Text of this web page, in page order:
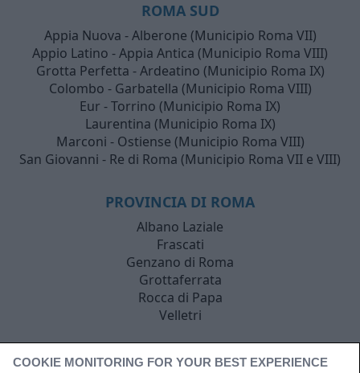
ROMA SUD
Appia Nuova - Alberone (Municipio Roma VII)
Appio Latino - Appia Antica (Municipio Roma VIII)
Grotta Perfetta - Ardeatino (Municipio Roma IX)
Colombo - Garbatella (Municipio Roma VIII)
Eur - Torrino (Municipio Roma IX)
Laurentina (Municipio Roma IX)
Marconi - Ostiense (Municipio Roma VIII)
San Giovanni - Re di Roma (Municipio Roma VII e VIII)
PROVINCIA DI ROMA
Albano Laziale
Frascati
Genzano di Roma
Grottaferrata
Rocca di Papa
Velletri
COOKIE MONITORING FOR YOUR BEST EXPERIENCE